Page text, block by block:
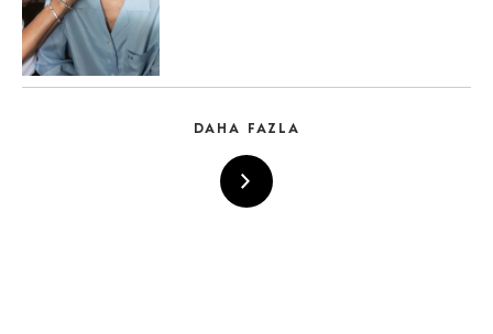
DAHA FAZLA